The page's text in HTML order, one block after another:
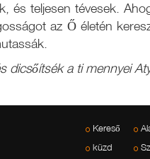
és teljesen tévesek.
az Ő életén
dicsőítsék a ti mennyei
Kereső
küzd